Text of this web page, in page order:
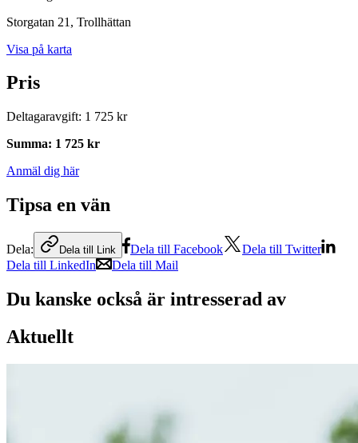
Storgatan 21 , Trollhättan
Visa på karta
Pris
Deltagaravgift: 1 725 kr
Summa: 1 725 kr
Anmäl dig här
Tipsa en vän
Dela: Dela till Link Dela till Facebook
Dela till Twitter
Dela till LinkedIn
Dela till Mail
Du kanske också är intresserad av
Aktuellt